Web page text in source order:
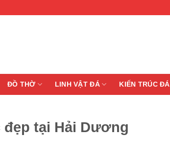
ĐỒ THỜ LINH VẬT ĐÁ KIẾN TRÚC ĐÁ
đẹp tại Hải Dương